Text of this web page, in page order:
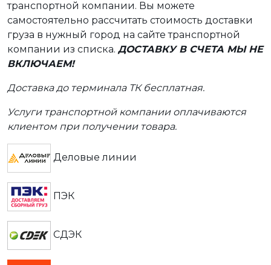
транспортной компании. Вы можете
самостоятельно рассчитать стоимость доставки
груза в нужный город на сайте транспортной
компании из списка. ДОСТАВКУ В СЧЕТА МЫ НЕ
ВКЛЮЧАЕМ!
Доставка до терминала ТК бесплатная.
Услуги транспортной компании оплачиваются
клиентом при получении товара.
Деловые линии
ПЭК
СДЭК